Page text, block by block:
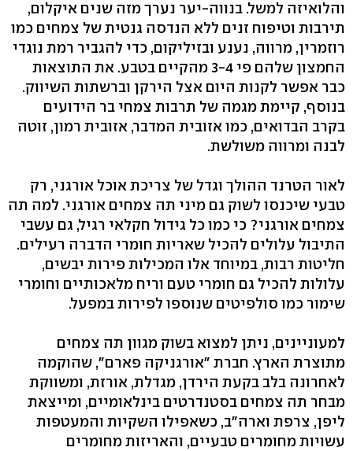
והלואיזה למשל. בנווה-יער נערך מזה שנים איקלום,
תירבות וטיפוח זנים ללא הנדסה גנטית של צמחים כמו
רוזמרין, מרווה, נענע ובזיליקום, כדי להגביר רמת נוגדי
החמצון שלהם פי 3-4 מהקיים בטבע. את התוצאות
כבר אפשר לקנות היום אצל הירקן וברשתות השיווק.
בנוסף, קיימת מגמה של תרבות צמחי בר הידועים
בקרב הבדואים, כמו אזובית המדבר, אזובית רמון, זוטה
לבנה ומרווה משולשת.
לאור הטרנד ההולך וגדל של צריכת אוכל אורגני, רק
טבעי שיכנסו לשוק גם מיני תה צמחים אורגני. למה תה
צמחים אורגני? כי כמו כל גידול חקלאי רגיל, גם עשבי
התיבול עלולים להכיל שאריות חומרי הדברה רעילים.
חליטות רבות, במיוחד אלו המכילות פירות יבשים,
עלולות להכיל גם חומרי טעם וריח מלאכותיים וחומרי
שימור כמו סולפיטים שנוספו לפירות במפעל.
למעוניינים, ניתן למצוא בשוק מגוון תה צמחים
מתוצרת הארץ. חברת "אורגניקה פארם", שהוקמה
לאחרונה בלב בקעת הירדן, מגדלת, אורזת, ומשווקת
מבחר תה צמחים בסטנדרטים בינלאומיים, ומייצאת
ליפן, צרפת וארה"ב, כשאפילו השקיות והמעטפות
עשויות מחומרים טבעיים, והאריזות מחומרים